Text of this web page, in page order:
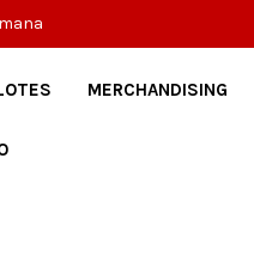
MERCHANDISING